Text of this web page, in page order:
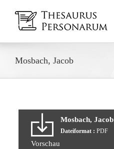
Inhalt
springen
Mosbach, Jacob
Mosbach, Jacob
Dateiformat : PDF
Vorschau